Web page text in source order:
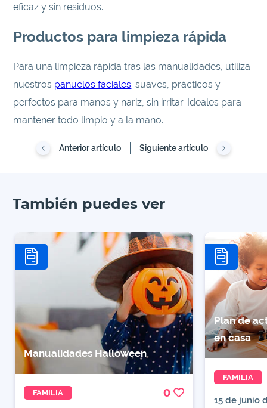
eficaz y sin residuos.
Productos para limpieza rápida
Para una limpieza rápida tras las manualidades, utiliza
nuestros pañuelos faciales: suaves, prácticos y
perfectos para manos y nariz, sin irritar. Ideales para
mantener todo limpio y a la mano.
Anterior artículo Siguiente artículo
También puedes ver
Manualidades Halloween
FAMILIA 0
Plan de
en casa
FAMILIA
15 de junio